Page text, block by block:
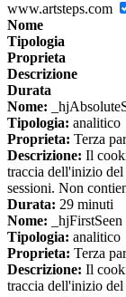
www.artsteps.com
Nome
Tipologia
Proprieta
Descrizione
Durata
Nome:
Tipologia: analitico
Proprieta: Terza
Descrizione: Il
traccia dell'inizio
sessioni. Non
Durata: 29 minuti
Nome: _hjFirstSeen
Tipologia: analitico
Proprieta: Terza
Descrizione: Il
traccia dell'inizio